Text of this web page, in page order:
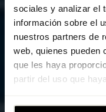
sociales y analizar el
información sobre el
nuestros partners de
web, quienes pueden
que les haya
partir del uso que